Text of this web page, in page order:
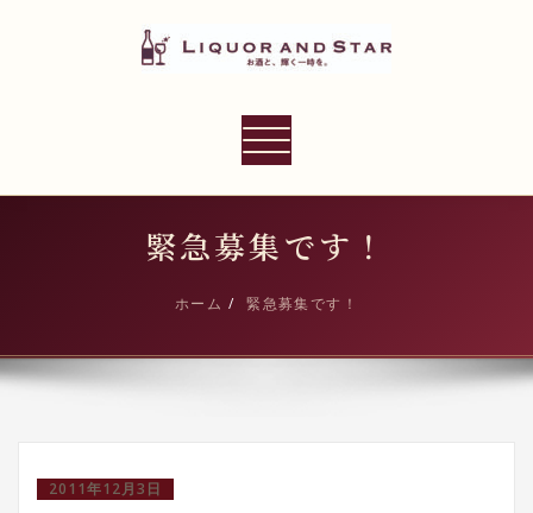
プ
LIQUOR AND STAR
ナ
ー
ョ
切
緊急募集です！
ホーム 緊急募集です！
2011年12月3日